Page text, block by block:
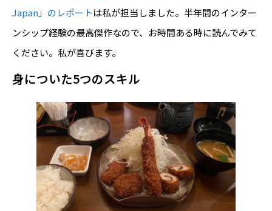
Japan」のレポートは私が担当しました。半年間のインター
ンシップ経験の最高傑作なので、お時間ある時に読んでみて
ください。私が喜びます。
身についた5つのスキル